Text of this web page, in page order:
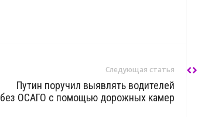
Следующая статья
Путин поручил выявлять водителей
без ОСАГО с помощью дорожных камер